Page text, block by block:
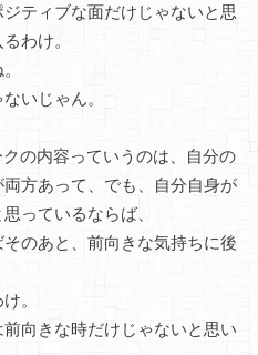
ティブな面だけじゃないと思
わけ。
いじゃん。
の内容っていうのは、自分の
方あって、でも、自分自身が
っているならば、
のあと、前向きな気持ちに後
。
向きな時だけじゃないと思い